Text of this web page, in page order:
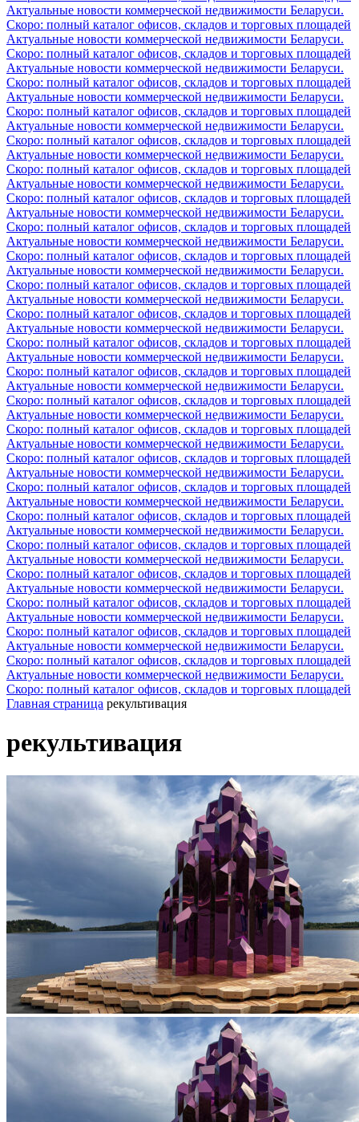
Актуальные новости коммерческой недвижимости Беларуси.
Скоро: полный каталог офисов, складов и торговых площадей
Актуальные новости коммерческой недвижимости Беларуси.
Скоро: полный каталог офисов, складов и торговых площадей
Актуальные новости коммерческой недвижимости Беларуси.
Скоро: полный каталог офисов, складов и торговых площадей
Актуальные новости коммерческой недвижимости Беларуси.
Скоро: полный каталог офисов, складов и торговых площадей
Актуальные новости коммерческой недвижимости Беларуси.
Скоро: полный каталог офисов, складов и торговых площадей
Актуальные новости коммерческой недвижимости Беларуси.
Скоро: полный каталог офисов, складов и торговых площадей
Актуальные новости коммерческой недвижимости Беларуси.
Скоро: полный каталог офисов, складов и торговых площадей
Актуальные новости коммерческой недвижимости Беларуси.
Скоро: полный каталог офисов, складов и торговых площадей
Актуальные новости коммерческой недвижимости Беларуси.
Скоро: полный каталог офисов, складов и торговых площадей
Актуальные новости коммерческой недвижимости Беларуси.
Скоро: полный каталог офисов, складов и торговых площадей
Актуальные новости коммерческой недвижимости Беларуси.
Скоро: полный каталог офисов, складов и торговых площадей
Актуальные новости коммерческой недвижимости Беларуси.
Скоро: полный каталог офисов, складов и торговых площадей
Актуальные новости коммерческой недвижимости Беларуси.
Скоро: полный каталог офисов, складов и торговых площадей
Актуальные новости коммерческой недвижимости Беларуси.
Скоро: полный каталог офисов, складов и торговых площадей
Актуальные новости коммерческой недвижимости Беларуси.
Скоро: полный каталог офисов, складов и торговых площадей
Актуальные новости коммерческой недвижимости Беларуси.
Скоро: полный каталог офисов, складов и торговых площадей
Актуальные новости коммерческой недвижимости Беларуси.
Скоро: полный каталог офисов, складов и торговых площадей
Актуальные новости коммерческой недвижимости Беларуси.
Скоро: полный каталог офисов, складов и торговых площадей
Актуальные новости коммерческой недвижимости Беларуси.
Скоро: полный каталог офисов, складов и торговых площадей
Актуальные новости коммерческой недвижимости Беларуси.
Скоро: полный каталог офисов, складов и торговых площадей
Актуальные новости коммерческой недвижимости Беларуси.
Скоро: полный каталог офисов, складов и торговых площадей
Актуальные новости коммерческой недвижимости Беларуси.
Скоро: полный каталог офисов, складов и торговых площадей
Актуальные новости коммерческой недвижимости Беларуси.
Скоро: полный каталог офисов, складов и торговых площадей
Актуальные новости коммерческой недвижимости Беларуси.
Скоро: полный каталог офисов, складов и торговых площадей
Главная страница рекультивация
рекультивация